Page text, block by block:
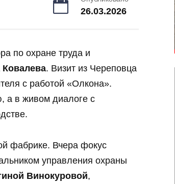
26.03.2026
по охране труда и
. Визит из Череповца
с работой «Олкона».
а в живом диалоге с
фабрике. Вчера фокус
управления охраны
Винокуровой,